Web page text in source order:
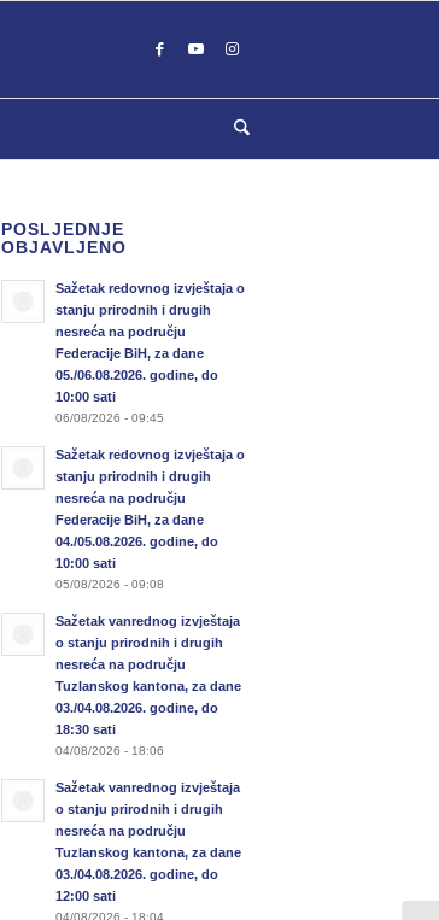
POSLJEDNJE
OBJAVLJENO
Sažetak redovnog izvještaja o
stanju prirodnih i drugih
nesreća na području
Federacije BiH, za dane
05./06.08.2026. godine, do
10:00 sati
06/08/2026 - 09:45
Sažetak redovnog izvještaja o
stanju prirodnih i drugih
nesreća na području
Federacije BiH, za dane
04./05.08.2026. godine, do
10:00 sati
05/08/2026 - 09:08
Sažetak vanrednog izvještaja
o stanju prirodnih i drugih
nesreća na području
Tuzlanskog kantona, za dane
03./04.08.2026. godine, do
18:30 sati
04/08/2026 - 18:06
Sažetak vanrednog izvještaja
o stanju prirodnih i drugih
nesreća na području
Tuzlanskog kantona, za dane
03./04.08.2026. godine, do
12:00 sati
04/08/2026 - 18:04